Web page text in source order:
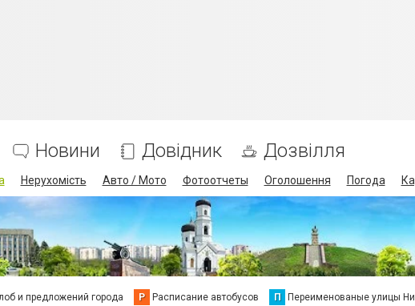
Новини Довідник Дозвілля
Нерухомість Авто / Мото Фотоотчеты Оголошення Погода
и предложений города Р Расписание автобусов П Переименованые улицы